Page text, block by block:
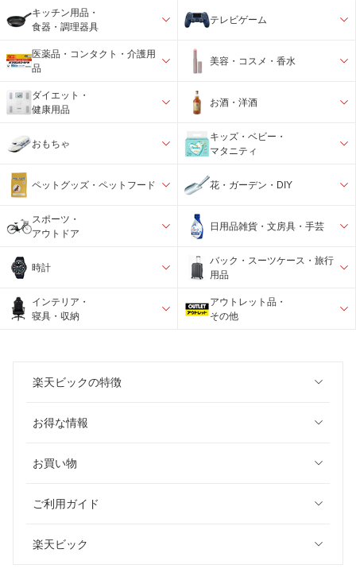
キッチン用品・
食器・調理器具
テレビゲーム
医薬品・コンタクト・介護用
品
美容・コスメ・香水
ダイエット・
健康用品
お酒・洋酒
おもちゃ
キッズ・ベビー・
マタニティ
ペットグッズ・ペットフード 花・ガーデン・DIY
スポーツ・
アウトドア
日用品雑貨・文房具・手芸
時計
バック・スーツケース・旅行
用品
インテリア・
寝具・収納
アウトレット品・
その他
楽天ビックの特徴
お得な情報
お買い物
ご利用ガイド
楽天ビック